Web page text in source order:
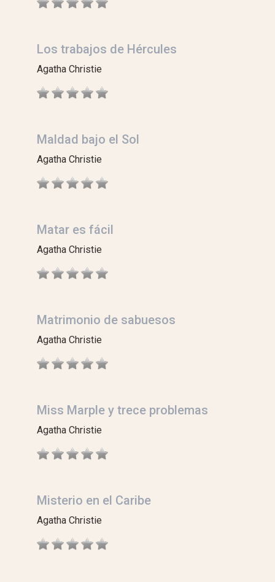
Los trabajos de Hércules
Agatha Christie
Maldad bajo el Sol
Agatha Christie
Matar es fácil
Agatha Christie
Matrimonio de sabuesos
Agatha Christie
Miss Marple y trece problemas
Agatha Christie
Misterio en el Caribe
Agatha Christie